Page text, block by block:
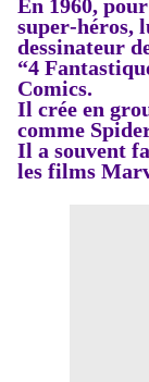
En 1960,
super-héros,
dessinateur
“4
Comics.
Il crée en
comme
Il a souvent
les films